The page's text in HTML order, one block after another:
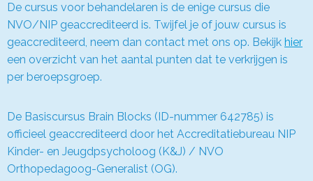
De cursus voor behandelaren is de enige cursus die
NVO/NIP geaccrediteerd is. Twijfel je of jouw cursus is
geaccrediteerd, neem dan contact met ons op. Bekijk hier
een overzicht van het aantal punten dat te verkrijgen is
per beroepsgroep.
De Basiscursus Brain Blocks (ID-nummer 642785) is
officieel geaccrediteerd door het Accreditatiebureau NIP
Kinder- en Jeugdpsycholoog (K&J) / NVO
Orthopedagoog-Generalist (OG).